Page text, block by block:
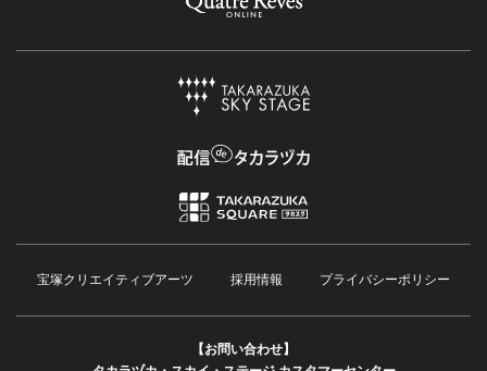
宝塚クリエイティブアーツ 採用情報 プライバシーポリシー
【お問い合わせ】